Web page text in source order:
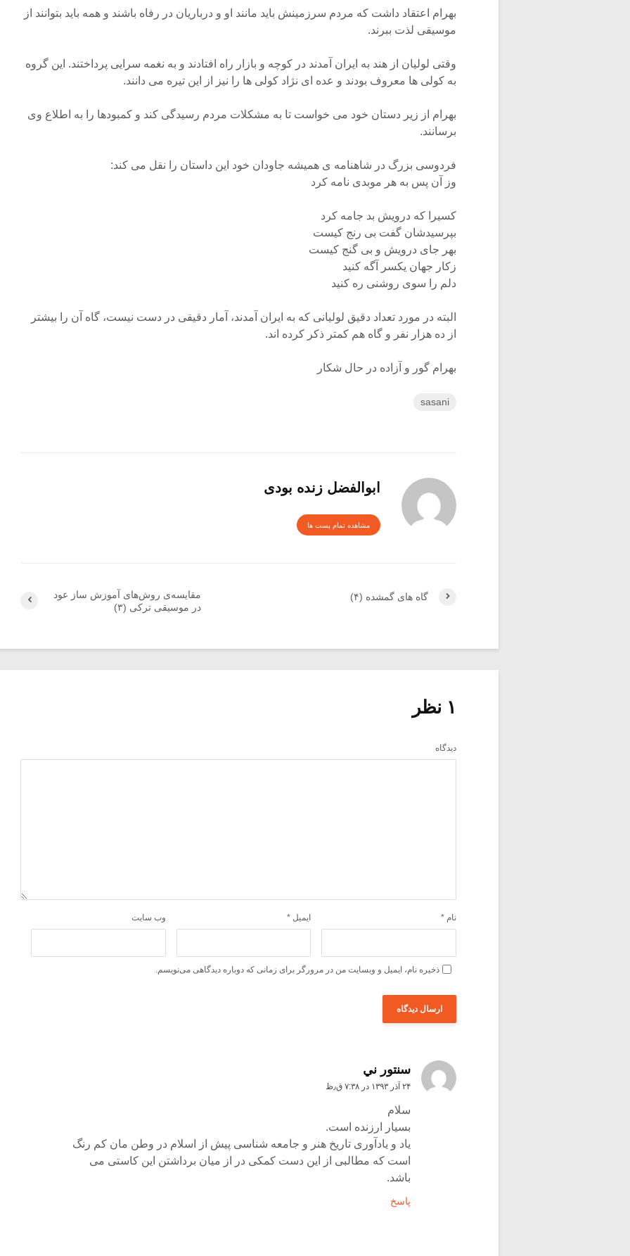
بهرام اعتقاد داشت که مردم سرزمینش باید مانند او و درباریان در رفاه باشند و همه باید بتوانند از
موسیقی لذت ببرند.
وقتی لولیان از هند به ایران آمدند در کوچه و بازار راه افتادند و به نغمه سرایی پرداختند. این گروه
به کولی ها معروف بودند و عده ای نژاد کولی ها را نیز از این تیره می دانند.
بهرام از زیر دستان خود می خواست تا به مشکلات مردم رسیدگی کند و کمبودها را به اطلاع وی
برسانند.
فردوسی بزرگ در شاهنامه ی همیشه جاودان خود این داستان را نقل می کند:
وز آن پس به هر موبدی نامه کرد
کسیرا که درویش بد جامه کرد
بپرسیدشان گفت بی رنج کیست
بهر جای درویش و بی گنج کیست
زکار جهان یکسر آگه کنید
دلم را سوی روشنی ره کنید
البته در مورد تعداد دقیق لولیانی که به ایران آمدند، آمار دقیقی در دست نیست، گاه آن را بیشتر
از ده هزار نفر و گاه هم کمتر ذکر کرده اند.
بهرام گور و آزاده در حال شکار
sasani
ابوالفضل زنده بودی
مشاهده تمام پست ها
مقایسه‌ی روش‌های آموزش ساز عود
در موسیقی ترکی (۳)
گاه های گمشده (۴)
۱ نظر
دیدگاه
نام * ایمیل * وب‌ سایت
ذخیره نام، ایمیل و وبسایت من در مرورگر برای زمانی که دوباره دیدگاهی می‌نویسم.
سنتور ني
۲۴ آذر ۱۳۹۳ در ۷:۳۸ ق٫ظ
سلام
بسیار ارزنده است.
یاد و یادآوری تاریخ هنر و جامعه شناسی پیش از اسلام در وطن مان کم رنگ
است که مطالبی از این دست کمکی در از میان برداشتن این کاستی می
باشد.
پاسخ